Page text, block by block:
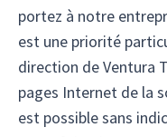
portez à notre
est une priorité
direction de Ventura
pages Internet de la
est possible sans